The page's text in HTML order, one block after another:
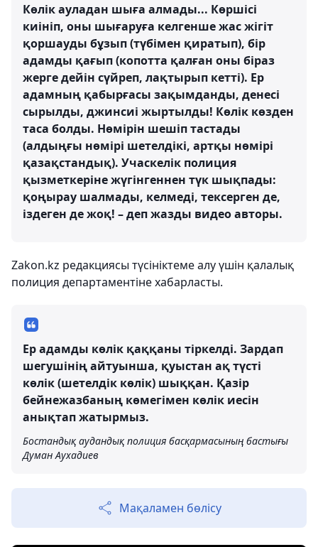
Көлік ауладан шыға алмады... Көршісі
киініп, оны шығаруға келгенше жас жігіт
қоршауды бұзып (түбімен қиратып), бір
адамды қағып (копотта қалған оны біраз
жерге дейін сүйреп, лақтырып кетті). Ер
адамның қабырғасы зақымданды, денесі
сырылды, джинсиі жыртылды! Көлік көзден
таса болды. Нөмірін шешіп тастады
(алдыңғы нөмірі шетелдікі, артқы нөмірі
қазақстандық). Учаскелік полиция
қызметкеріне жүгінгеннен түк шықпады:
қоңырау шалмады, келмеді, тексерген де,
іздеген де жоқ! – деп жазды видео авторы.
Zakon.kz редакциясы түсініктеме алу үшін қалалық
полиция департаментіне хабарласты.
Ер адамды көлік қаққаны тіркелді. Зардап
шегушінің айтуынша, қуыстан ақ түсті
көлік (шетелдік көлік) шыққан. Қазір
бейнежазбаның көмегімен көлік иесін
анықтап жатырмыз.
Бостандық аудандық полиция басқармасының бастығы
Думан Аухадиев
Мақаламен бөлісу